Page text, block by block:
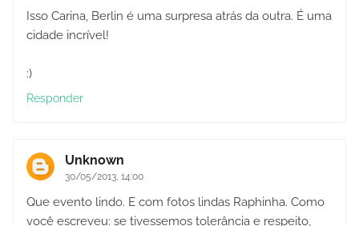
Isso Carina, Berlin é uma surpresa atrás da outra. É uma
cidade incrível!
:)
Responder
Unknown
30/05/2013, 14:00
Que evento lindo. E com fotos lindas Raphinha. Como
você escreveu: se tivessemos tolerância e respeito,